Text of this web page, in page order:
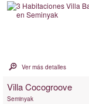
Ver más detalles
Villa Cocogroove
Seminyak